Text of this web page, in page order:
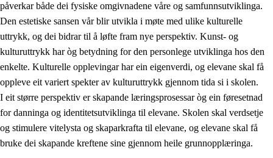
påverkar både dei fysiske omgivnadene våre og samfunnsutviklinga.
Den estetiske sansen vår blir utvikla i møte med ulike kulturelle
uttrykk, og dei bidrar til å løfte fram nye perspektiv. Kunst- og
kulturuttrykk har òg betydning for den personlege utviklinga hos den
enkelte. Kulturelle opplevingar har ein eigenverdi, og elevane skal få
oppleve eit variert spekter av kulturuttrykk gjennom tida si i skolen.
I eit større perspektiv er skapande læringsprosessar òg ein føresetnad
for danninga og identitetsutviklinga til elevane. Skolen skal verdsetje
og stimulere vitelysta og skaparkrafta til elevane, og elevane skal få
bruke dei skapande kreftene sine gjennom heile grunnopplæringa.